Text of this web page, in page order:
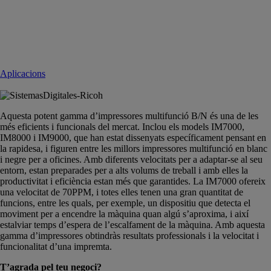
Aplicacions
Aquesta potent gamma d’impressores multifunció B/N és una de les
més eficients i funcionals del mercat. Inclou els models IM7000,
IM8000 i IM9000, que han estat dissenyats específicament pensant en
la rapidesa, i figuren entre les millors impressores multifunció en blanc
i negre per a oficines. Amb diferents velocitats per a adaptar-se al seu
entorn, estan preparades per a alts volums de treball i amb elles la
productivitat i eficiència estan més que garantides. La IM7000 ofereix
una velocitat de 70PPM, i totes elles tenen una gran quantitat de
funcions, entre les quals, per exemple, un dispositiu que detecta el
moviment per a encendre la màquina quan algú s’aproxima, i així
estalviar temps d’espera de l’escalfament de la màquina. Amb aquesta
gamma d’impressores obtindràs resultats professionals i la velocitat i
funcionalitat d’una impremta.
T’agrada pel teu negoci?